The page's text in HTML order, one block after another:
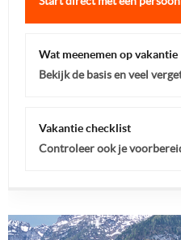
Wat meenemen op vakantie
Bekijk de basis en veel
Vakantie checklist
Controleer ook je